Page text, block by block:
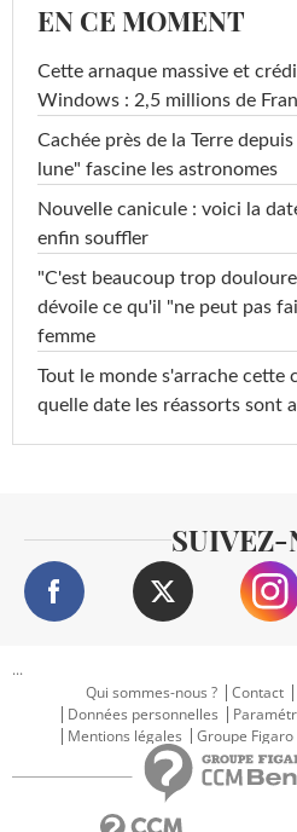
EN CE MOMENT
Cette arnaque massive et
Windows : 2,5 millions de
Cachée près de la Terre
lune" fascine les astronomes
Nouvelle canicule : voici la
enfin souffler
"C'est beaucoup trop
dévoile ce qu'il "ne peut pas
femme
Tout le monde s'arrache cette
quelle date les réassorts sont
SUIVEZ-
...
Qui sommes-nous ?
Contact
Données personnelles
Mentions légales
Groupe Figaro